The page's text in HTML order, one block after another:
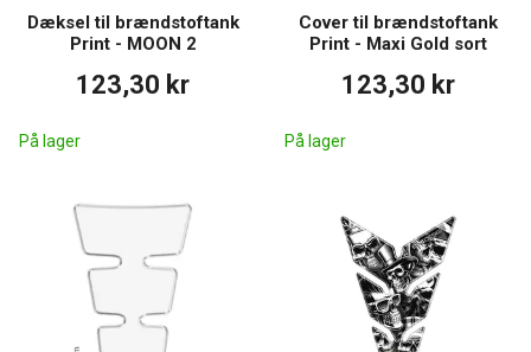
Dæksel til brændstoftank
Print - MOON 2
123,30 kr
På lager
Cover til brændstoftank
Print - Maxi Gold sort
123,30 kr
På lager